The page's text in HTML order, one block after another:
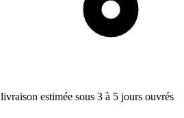
livraison estimée sous 3 à 5 jours ouvrés